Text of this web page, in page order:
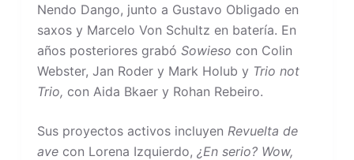
Nendo Dango, junto a Gustavo Obligado en
saxos y Marcelo Von Schultz en batería. En
años posteriores grabó Sowieso con Colin
Webster, Jan Roder y Mark Holub y Trio not
Trio, con Aida Bkaer y Rohan Rebeiro.
Sus proyectos activos incluyen Revuelta de
avecon Lorena Izquierdo, ¿En serio? Wow,